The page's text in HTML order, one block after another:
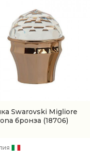
Swarovski Migliore
бронза (18706)